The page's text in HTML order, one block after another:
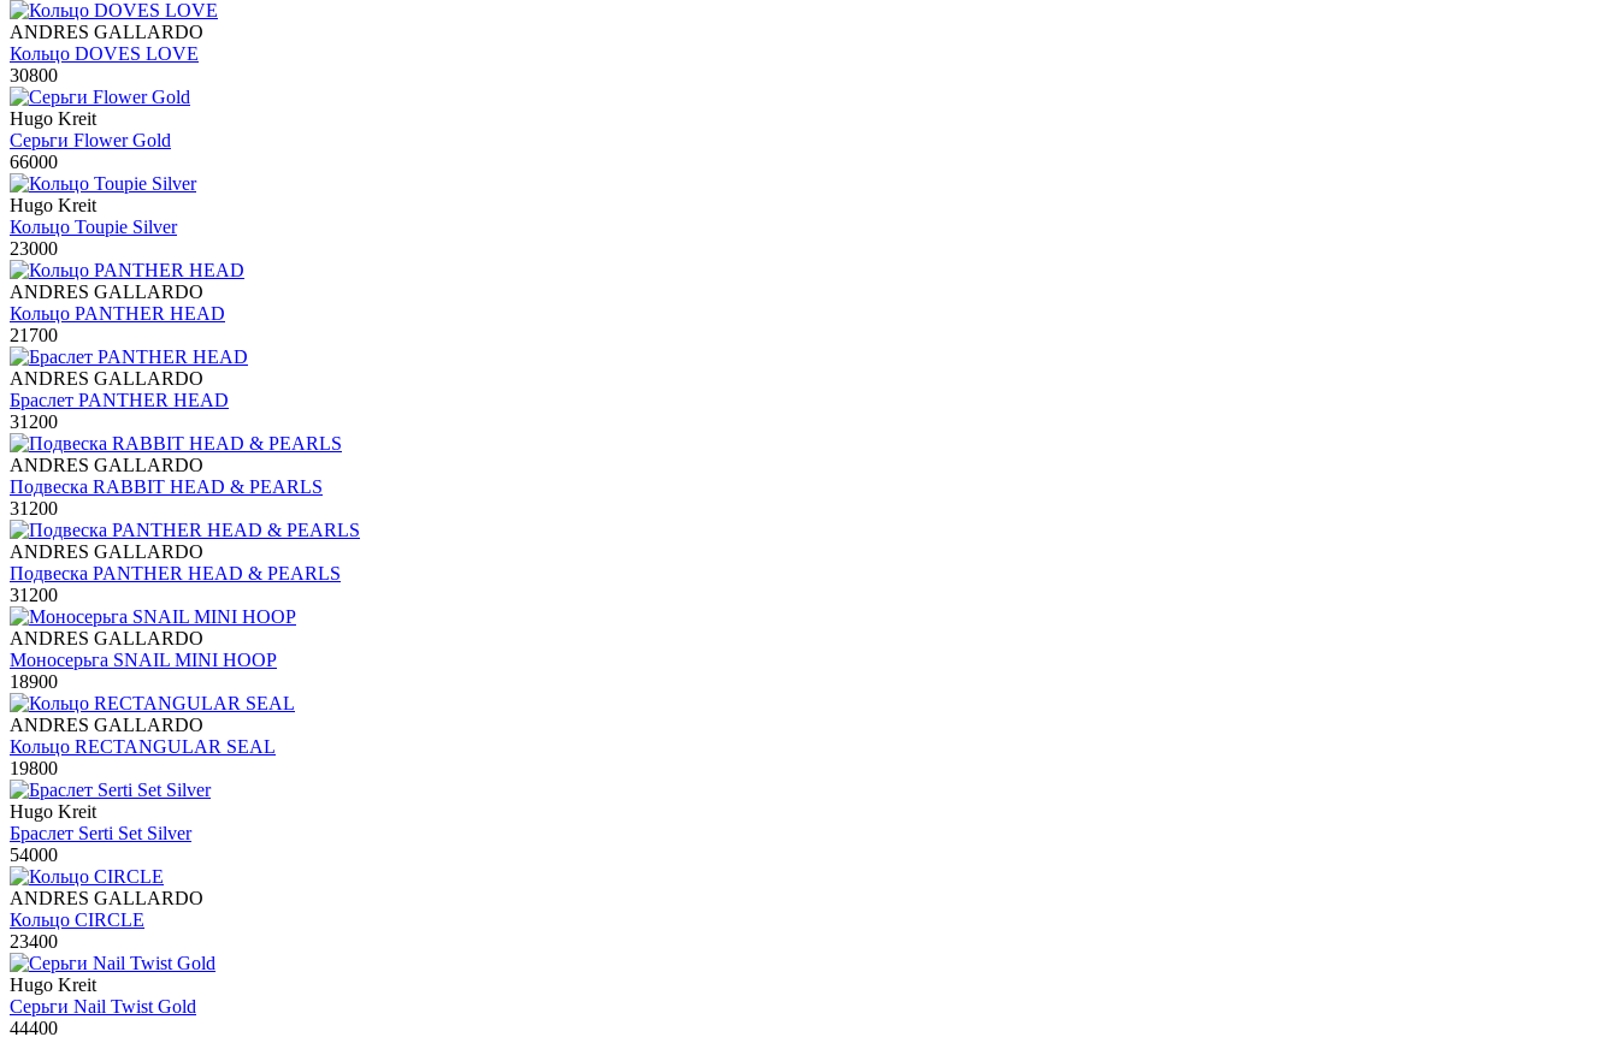
ANDRES GALLARDO
Кольцо DOVES LOVE
30800
Hugo Kreit
Серьги Flower Gold
66000
Hugo Kreit
Кольцо Toupie Silver
23000
ANDRES GALLARDO
Кольцо PANTHER HEAD
21700
ANDRES GALLARDO
Браслет PANTHER HEAD
31200
ANDRES GALLARDO
Подвеска RABBIT HEAD & PEARLS
31200
ANDRES GALLARDO
Подвеска PANTHER HEAD & PEARLS
31200
ANDRES GALLARDO
Моносерьга SNAIL MINI HOOP
18900
ANDRES GALLARDO
Кольцо RECTANGULAR SEAL
19800
Hugo Kreit
Браслет Serti Set Silver
54000
ANDRES GALLARDO
Кольцо CIRCLE
23400
Hugo Kreit
Серьги Nail Twist Gold
44400